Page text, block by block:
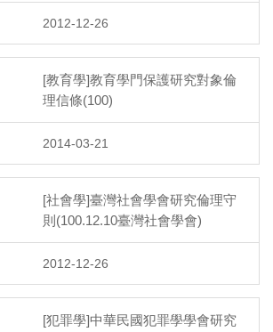
2012-12-26
[教育學]教育學門保護研究對象倫
理信條(100)
2014-03-21
[社會學]臺灣社會學會研究倫理守
則(100.12.10臺灣社會學會)
2012-12-26
[犯罪學]中華民國犯罪學學會研究